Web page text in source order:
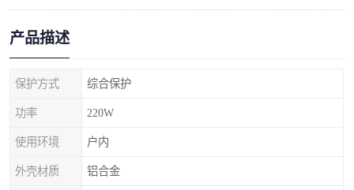
产品描述
保护方式 综合保护
功率 220W
使用环境 户内
外壳材质 铝合金